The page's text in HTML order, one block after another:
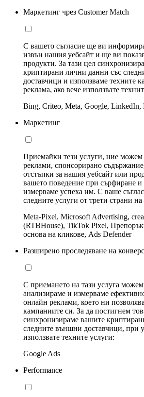
Маркетинг чрез Customer Match
С вашето съгласие ще ви
извън нашия уебсайт и ще ви
продукти. За тази цел
криптирани лични данни със
доставчици и използваме техните
реклама, ако вече използвате
Bing, Criteo, Meta, Google, LinkedIn,
Маркетинг
Приемайки тези услуги, ние можем
реклами, спонсорирано
отстъпки за нашия уебсайт или
вашето поведение при сърфиране и
измерваме успеха им. С ваше
следните услуги от трети страни на
Meta-Pixel, Microsoft Advertising,
(RTBHouse), TikTok Pixel,
основа на кликове, Ads Defender
Разширено проследяване на
С приемането на тази услуга
анализираме и измерваме
онлайн реклами, което ни
кампаниите си. За да постигнем
синхронизираме вашите
следните външни доставчици, при
използвате техните услуги:
Google Ads
Performance